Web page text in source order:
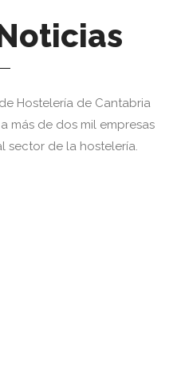
Hostelería de Cantabria
más de dos mil empresas
sector de la hostelería.